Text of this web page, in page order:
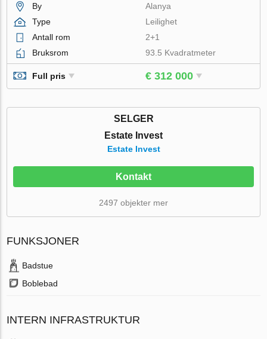
By
Alanya
Type
Leilighet
Antall rom
2+1
Bruksrom
93.5 Kvadratmeter
Full pris € 312 000
SELGER
Estate Invest
Estate Invest
Kontakt
2497 objekter mer
FUNKSJONER
Badstue
Boblebad
INTERN INFRASTRUKTUR